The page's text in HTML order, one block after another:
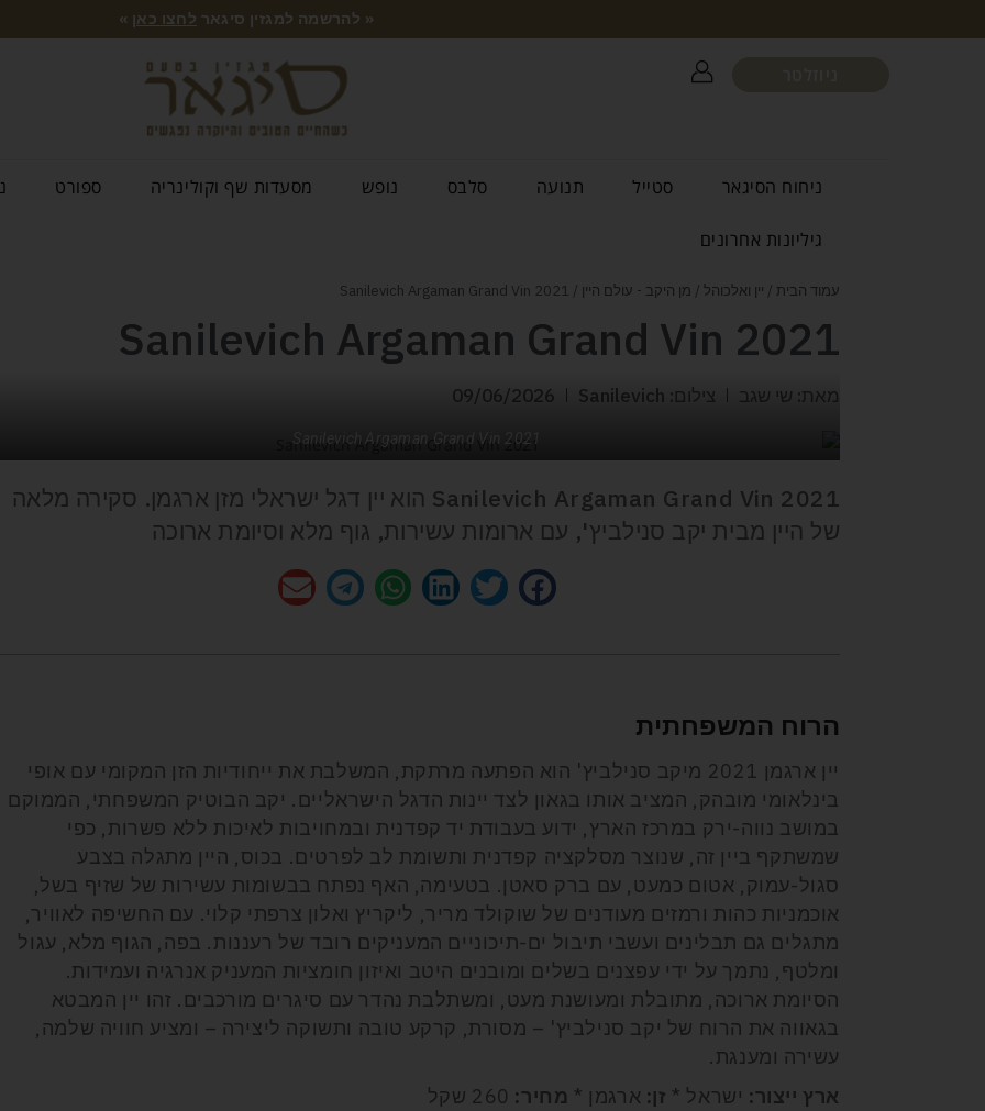
« להרשמה למגזין סיגאר לחצו כאן »
ניחוח הסיגאר סטייל תנועה סלבס נופש מסעדות שף וקולינריה ספורט
גיליונות אחרונים
עמוד הבית / יין ואלכוהל / מן היקב - עולם היין / Sanilevich Argaman Grand Vin 2021
Sanilevich Argaman Grand Vin 2021
מאת: שי שגב צילום: Sanilevich 09/06/2026
Sanilevich Argaman Grand Vin 2021
Sanilevich Argaman Grand Vin 2021 הוא יין דגל ישראלי מזן ארגמן. סקירה מלאה
של היין מבית יקב סנילביץ', עם ארומות עשירות, גוף מלא וסיומת ארוכה
הרוח המשפחתית
יין ארגמן 2021 מיקב סנילביץ' הוא הפתעה מרתקת, המשלבת את ייחודיות הזן המקומי עם אופי
בינלאומי מובהק, המציב אותו בגאון לצד יינות הדגל הישראליים. יקב הבוטיק המשפחתי, הממוקם
במושב נווה-ירק במרכז הארץ, ידוע בעבודת יד קפדנית ובמחויבות לאיכות ללא פשרות, כפי
שמשתקף ביין זה, שנוצר מסלקציה קפדנית ותשומת לב לפרטים. בכוס, היין מתגלה בצבע
סגול-עמוק, אטום כמעט, עם ברק סאטן. בטעימה, האף נפתח בבשומות עשירות של שזיף בשל,
אוכמניות כהות ורמזים מעודנים של שוקולד מריר, ליקריץ ואלון צרפתי קלוי. עם החשיפה לאוויר,
מתגלים גם תבלינים ועשבי תיבול ים-תיכוניים המעניקים רובד של רעננות. בפה, הגוף מלא, עגול
ומלטף, נתמך על ידי עפצנים בשלים ומובנים היטב ואיזון חומציות המעניק אנרגיה ועמידות.
הסיומת ארוכה, מתובלת ומעושנת מעט, ומשתלבת נהדר עם סיגרים מורכבים. זהו יין המבטא
בגאווה את הרוח של יקב סנילביץ' – מסורת, קרקע טובה ותשוקה ליצירה – ומציע חוויה שלמה,
עשירה ומענגת.
ארץ ייצור: ישראל * זן: ארגמן * מחיר: